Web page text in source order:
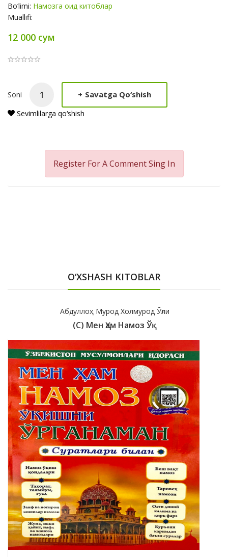
Bo‘limi: Намозга оид китоблар
Muallifi:
12 000 сум
Product
Summery
Soni + Savatga Qo‘shish
Sevimlilarga qo‘shish
Register For A CommentSing In
O‘XSHASH KITOBLAR
Абдуллоҳ Мурод Холмурод Ўғли
(с) Мен Ҳам Намоз Ўқ